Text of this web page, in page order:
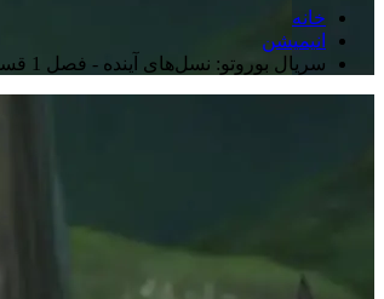
خانه
انیمیشن
سریال بوروتو: نسل‌های آینده - فصل 1 قسمت 229